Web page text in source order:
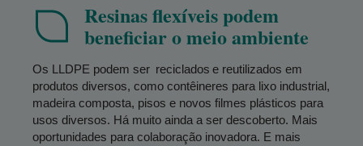
Resinas flexíveis podem
beneficiar o meio ambiente
Os LLDPE podem ser reciclados e reutilizados em
produtos diversos, como contêineres para lixo industrial,
madeira composta, pisos e novos filmes plásticos para
usos diversos. Há muito ainda a ser descoberto. Mais
oportunidades para colaboração inovadora. E mais